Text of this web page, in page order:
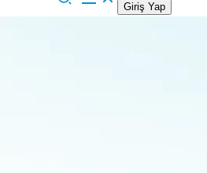
Giriş Yap